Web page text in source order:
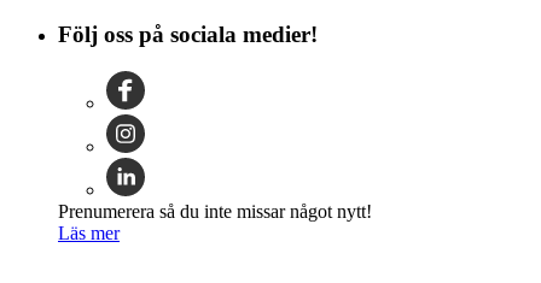
Följ oss på sociala medier!
Prenumerera så du inte missar något nytt!
Läs mer